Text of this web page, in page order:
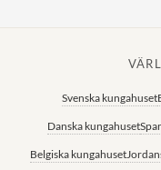
Svenska kungahuset
Danska kungahuset
Belgiska kungahuset